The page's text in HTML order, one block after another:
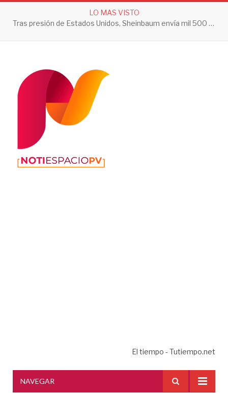
LO MAS VISTO
Tras presión de Estados Unidos, Sheinbaum envía mil 500 soldados a Michoacán
El tiempo - Tutiempo.net
NAVEGAR